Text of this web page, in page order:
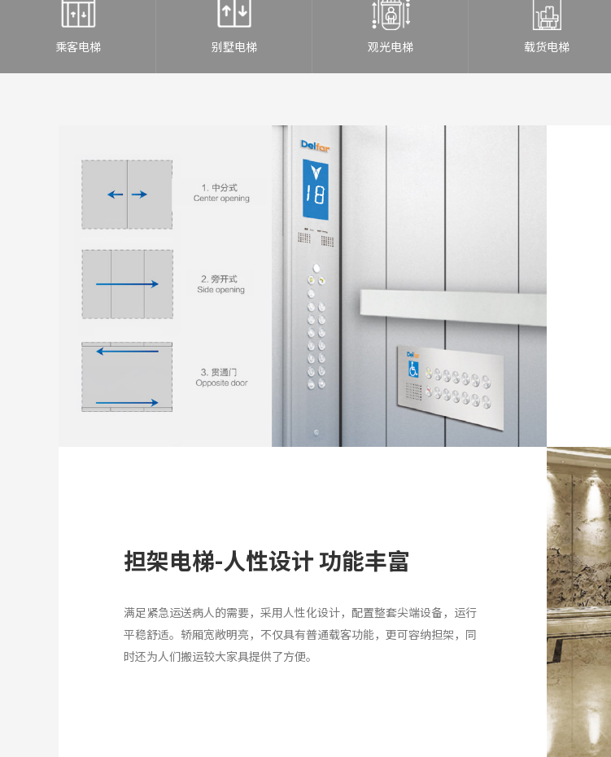
乘客电梯 别墅电梯 观光电梯 载货电梯
担架电梯-人性设计 功能丰富
满足紧急运送病人的需要，采用人性化设计，配置整套尖端设备，运行
平稳舒适。轿厢宽敞明亮，不仅具有普通载客功能，更可容纳担架，同
时还为人们搬运较大家具提供了方便。